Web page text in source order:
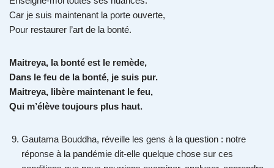
Car je suis maintenant la porte ouverte,
Pour restaurer l’art de la bonté.
Maitreya, la bonté est le remède,
Dans le feu de la bonté, je suis pur.
Maitreya, libère maintenant le feu,
Qui m’élève toujours plus haut.
Gautama Bouddha, réveille les gens à la question : notre
réponse à la pandémie dit-elle quelque chose sur ces